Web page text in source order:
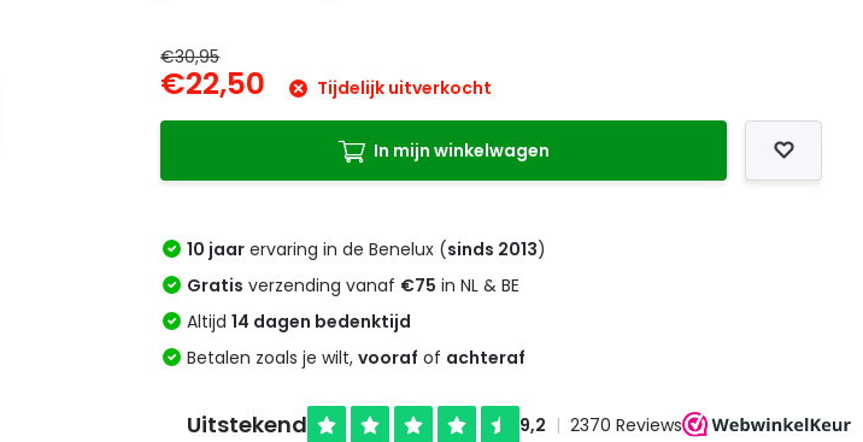
€30,95
€22,50 Tijdelijk uitverkocht
In mijn winkelwagen
10 jaar ervaring in de Benelux (sinds 2013)
Gratis verzending vanaf €75 in NL & BE
Altijd14 dagen bedenktijd
Betalen zoals je wilt,vooraf of achteraf